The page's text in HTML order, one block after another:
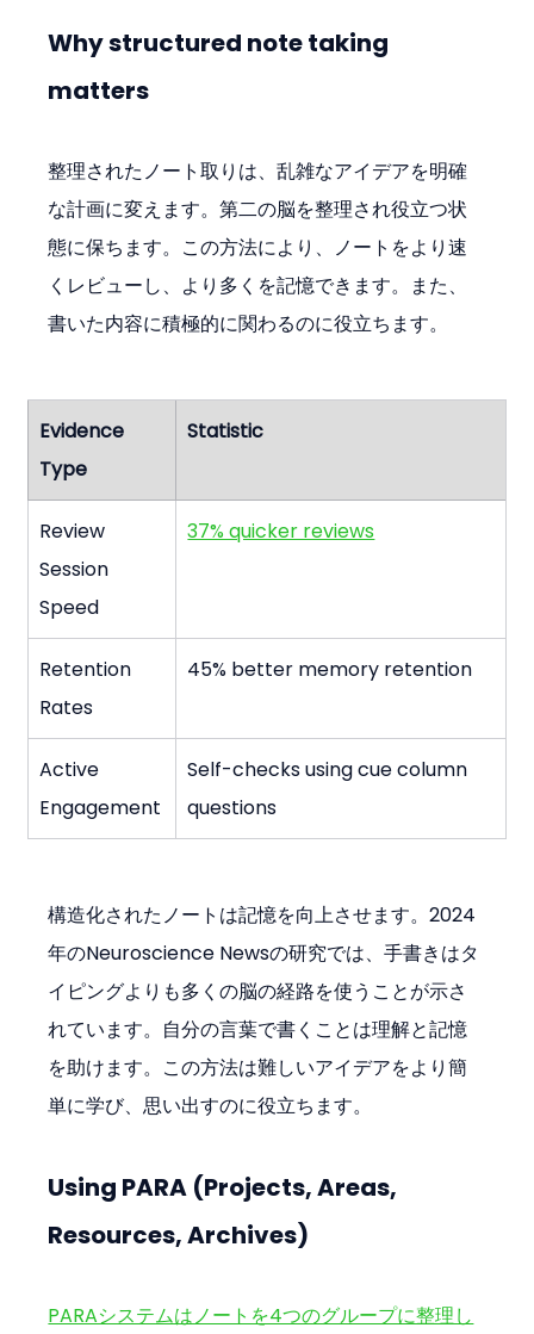
Why structured note taking
matters
整理されたノート取りは、乱雑なアイデアを明確
な計画に変えます。第二の脳を整理され役立つ状
態に保ちます。この方法により、ノートをより速
くレビューし、より多くを記憶できます。また、
書いた内容に積極的に関わるのに役立ちます。
Evidence
Type
Statistic
Review
Session
Speed
37% quicker reviews
Retention
Rates
45% better memory retention
Active
Engagement
Self-checks using cue column
questions
構造化されたノートは記憶を向上させます。2024
年のNeuroscience Newsの研究では、手書きはタ
イピングよりも多くの脳の経路を使うことが示さ
れています。自分の言葉で書くことは理解と記憶
を助けます。この方法は難しいアイデアをより簡
単に学び、思い出すのに役立ちます。
Using PARA (Projects, Areas,
Resources, Archives)
PARAシステムはノートを4つのグループに整理し